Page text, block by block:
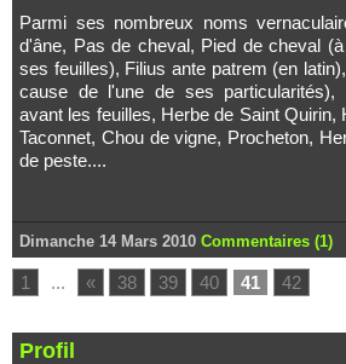
Parmi ses nombreux noms
d'âne, Pas de cheval, Pied de cheval
ses feuilles), Filius ante patrem (en
cause de l'une de ses particularités),
avant les feuilles, Herbe de Saint Quirin,
Taconnet, Chou de vigne, Procheton,
de peste....
Dimanche 14 Mars 2010 Commentaires (1)
1 ... « 38 39 40 41 42
Profil